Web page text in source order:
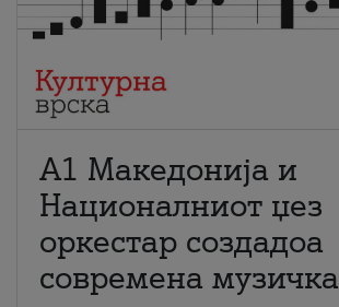
А1 Македонија и
Националниот џез
оркестар создадоа
современа музичка